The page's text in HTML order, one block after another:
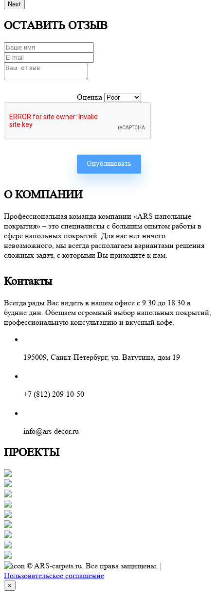
Next
ОСТАВИТЬ ОТЗЫВ
Оценка
О КОМПАНИИ
Профессиональная команда компании «ARS напольные
покрытия» – это специалисты с большим опытом работы в
сфере напольных покрытий. Для нас нет ничего
невозможного, мы всегда располагаем вариантами решения
сложных задач, с которыми Вы приходите к нам.
Контакты
Всегда рады Вас видеть в нашем офисе с 9.30 до 18.30 в
будние дни. Обещаем огромный выбор напольных покрытий,
профессиональную консультацию и вкусный кофе.
195009, Санкт-Петербург, ул. Ватутина, дом 19
+7 (812) 209-10-50
info@ars-decor.ru
ПРОЕКТЫ
© ARS-carpets.ru. Все права защищены. |
Пользовательское соглашение
×